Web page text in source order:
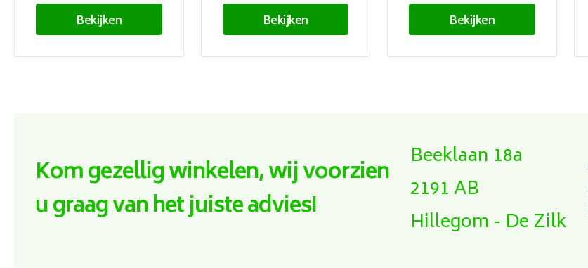
Bekijken Bekijken Bekijken
Kom gezellig winkelen, wij voorzien
u graag van het juiste advies!
Beeklaan 18a
2191 AB
Hillegom - De Zilk